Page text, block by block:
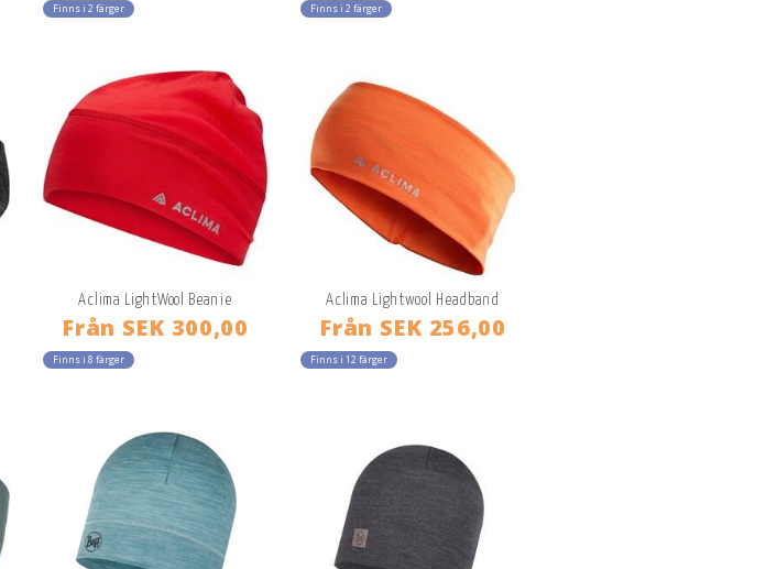
Finns i 2 färger Finns i 2 färger
Aclima LightWool Beanie
Från SEK 300,00
Finns i 8 färger
Aclima Lightwool Headband
Från SEK 256,00
Finns i 12 färger